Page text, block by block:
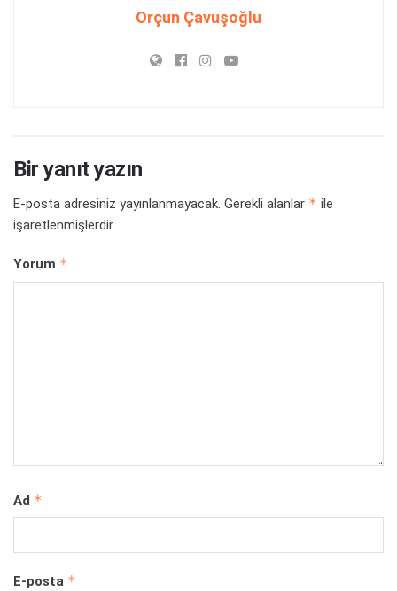
Orçun Çavuşoğlu
Bir yanıt yazın
E-posta adresiniz yayınlanmayacak. Gerekli alanlar * ile
işaretlenmişlerdir
Yorum *
Ad *
E-posta *